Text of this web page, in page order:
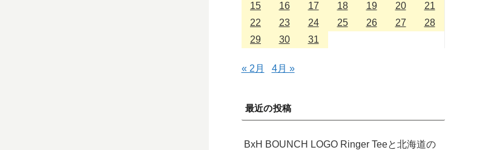
15
16 17 18 19 20
21
22
23 24 25 26 27
28
29
30 31
« 2月 4月 »
最近の投稿
BxH BOUNCH LOGO Ringer Teeと北海道の